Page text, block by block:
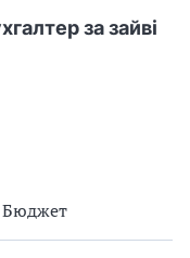
Бюджет
за зайві